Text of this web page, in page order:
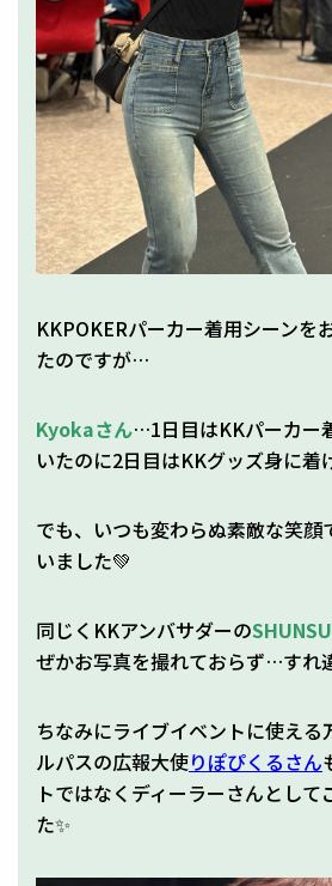
KKPOKERパーカー着用シーンを
たのですが…
Kyokaさん…1日目はKKパーカー
いたのに2日目はKKグッズ身に着
でも、いつも変わらぬ素敵な笑顔
いました💚
同じくKKアンバサダーの
ぜかお写真を撮れておらず…す
ちなみにライブイベントに使える
ルパスの広報大使りぽぴくるさん
トではなくディーラーさんとして
た✨